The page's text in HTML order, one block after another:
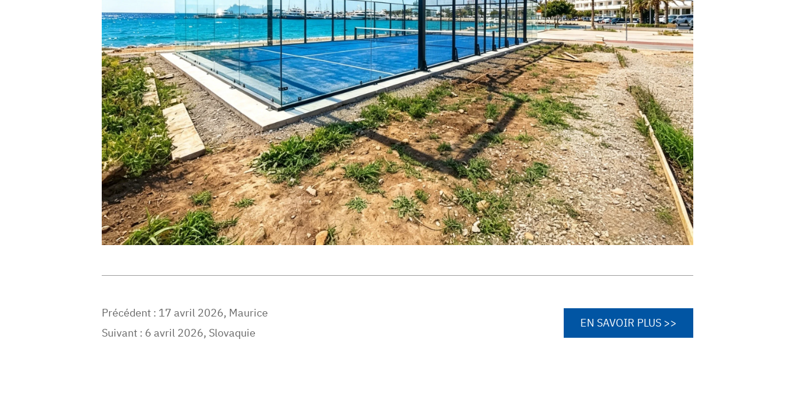
Précédent : 17 avril 2026, Maurice
Suivant : 6 avril 2026, Slovaquie
EN SAVOIR PLUS >>